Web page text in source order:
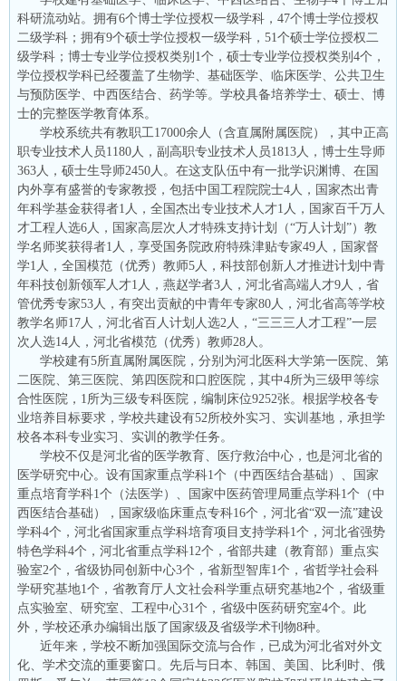
科研流动站。拥有6个博士学位授权一级学科，47个博士学位授权
二级学科；拥有9个硕士学位授权一级学科，51个硕士学位授权二
级学科；博士专业学位授权类别1个，硕士专业学位授权类别4个，
学位授权学科已经覆盖了生物学、基础医学、临床医学、公共卫生
与预防医学、中西医结合、药学等。学校具备培养学士、硕士、博
士的完整医学教育体系。
学校系统共有教职工17000余人（含直属附属医院），其中正高
职专业技术人员1180人，副高职专业技术人员1813人，博士生导师
363人，硕士生导师2450人。在这支队伍中有一批学识渊博、在国
内外享有盛誉的专家教授，包括中国工程院院士4人，国家杰出青
年科学基金获得者1人，全国杰出专业技术人才1人，国家百千万人
才工程人选6人，国家高层次人才特殊支持计划（“万人计划”）教
学名师奖获得者1人，享受国务院政府特殊津贴专家49人，国家督
学1人，全国模范（优秀）教师5人，科技部创新人才推进计划中青
年科技创新领军人才1人，燕赵学者3人，河北省高端人才9人，省
管优秀专家53人，有突出贡献的中青年专家80人，河北省高等学校
教学名师17人，河北省百人计划人选2人，“三三三人才工程”一层
次人选14人，河北省模范（优秀）教师28人。
学校建有5所直属附属医院，分别为河北医科大学第一医院、第
二医院、第三医院、第四医院和口腔医院，其中4所为三级甲等综
合性医院，1所为三级专科医院，编制床位9252张。根据学校各专
业培养目标要求，学校共建设有52所校外实习、实训基地，承担学
校各本科专业实习、实训的教学任务。
学校不仅是河北省的医学教育、医疗救治中心，也是河北省的
医学研究中心。设有国家重点学科1个（中西医结合基础）、国家
重点培育学科1个（法医学）、国家中医药管理局重点学科1个（中
西医结合基础），国家级临床重点专科16个，河北省“双一流”建设
学科4个，河北省国家重点学科培育项目支持学科1个，河北省强势
特色学科4个，河北省重点学科12个，省部共建（教育部）重点实
验室2个，省级协同创新中心3个，省新型智库1个，省哲学社会科
学研究基地1个，省教育厅人文社会科学重点研究基地2个，省级重
点实验室、研究室、工程中心31个，省级中医药研究室4个。此
外，学校还承办编辑出版了国家级及省级学术刊物8种。
近年来，学校不断加强国际交流与合作，已成为河北省对外文
化、学术交流的重要窗口。先后与日本、韩国、美国、比利时、俄